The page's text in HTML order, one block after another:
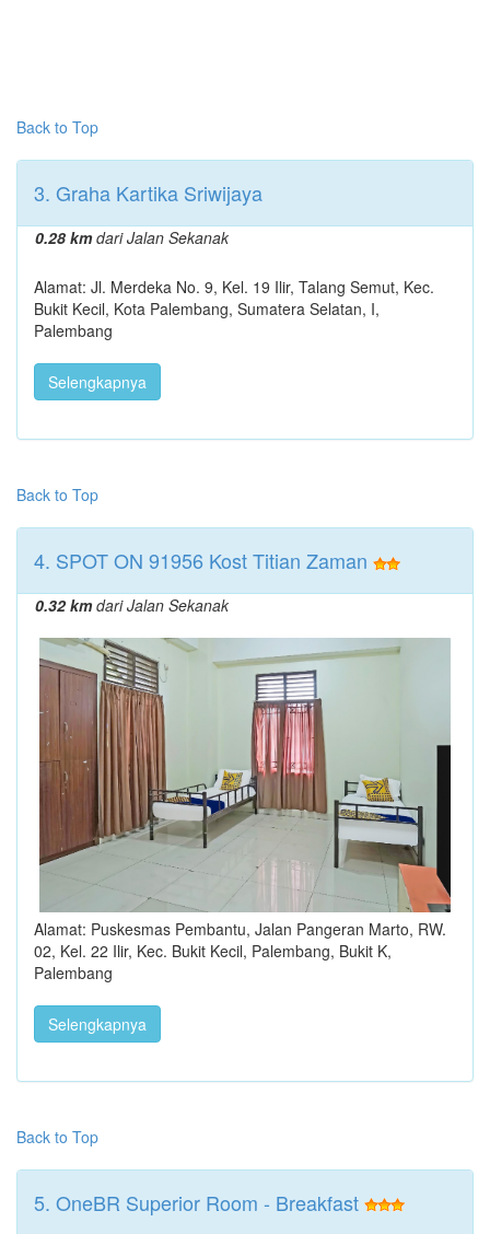
Back to Top
3. Graha Kartika Sriwijaya
0.28 kmdari Jalan Sekanak
Alamat: Jl. Merdeka No. 9, Kel. 19 Ilir, Talang Semut, Kec.
Bukit Kecil, Kota Palembang, Sumatera Selatan, I,
Palembang
Selengkapnya
Back to Top
4. SPOT ON 91956 Kost Titian Zaman
0.32 kmdari Jalan Sekanak
Alamat: Puskesmas Pembantu, Jalan Pangeran Marto, RW.
02, Kel. 22 Ilir, Kec. Bukit Kecil, Palembang, Bukit K,
Palembang
Selengkapnya
Back to Top
5. OneBR Superior Room - Breakfast